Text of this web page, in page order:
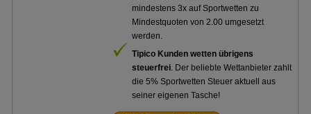
mindestens 3x auf Sportwetten zu
Mindestquoten von 2.00 umgesetzt
werden.
Tipico Kunden wetten übrigens
steuerfrei. Der beliebte Wettanbieter zahlt
die 5% Sportwetten Steuer aktuell aus
seiner eigenen Tasche!